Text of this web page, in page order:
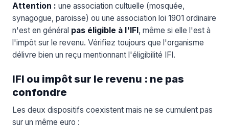
Attention : une association cultuelle (mosquée,
synagogue, paroisse) ou une association loi 1901 ordinaire
n'est en général pas éligible à l'IFI, même si elle l'est à
l'impôt sur le revenu. Vérifiez toujours que l'organisme
délivre bien un reçu mentionnant l'éligibilité IFI.
IFI ou impôt sur le revenu : ne pas
confondre
Les deux dispositifs coexistent mais ne se cumulent pas
sur un même euro :